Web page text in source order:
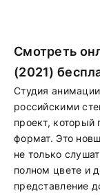
Смотреть
(2021)
Студия
российскими
проект, который
формат. Это
не только
полном цвете и
представление